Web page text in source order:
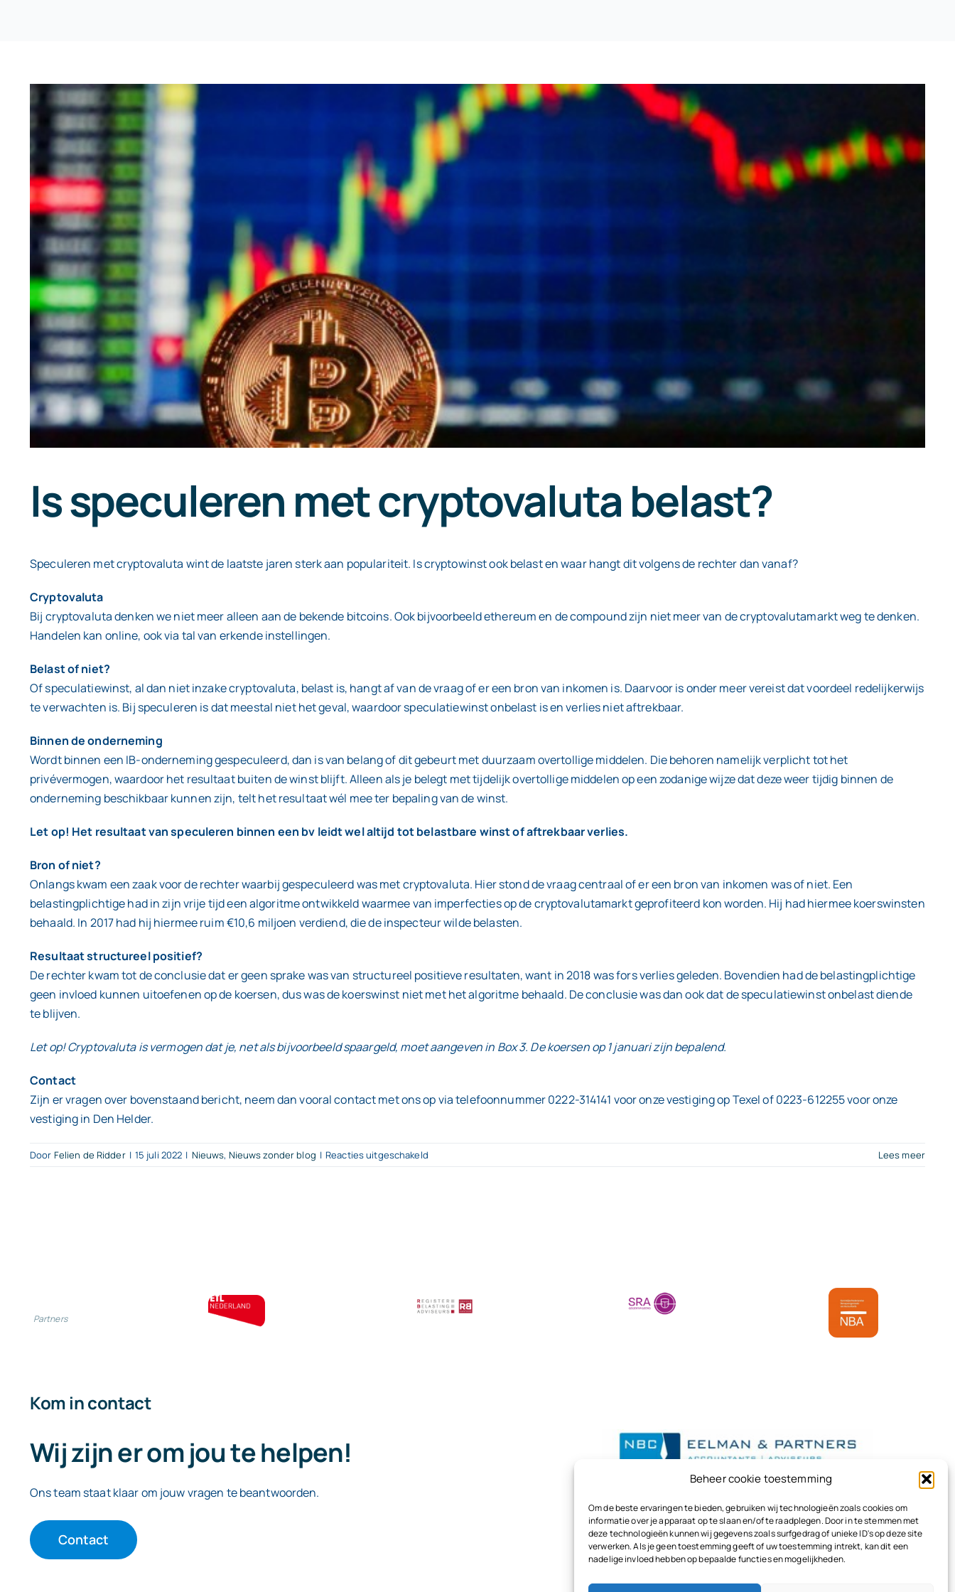
Beheer cookie toestemming
Om de beste ervaringen te bieden, gebruiken wij technologieën zoals cookies om
informatie over je apparaat op te slaan en/of te raadplegen. Door in te stemmen met
deze technologieën kunnen wij gegevens zoals surfgedrag of unieke ID's op deze site
verwerken. Als je geen toestemming geeft of uw toestemming intrekt, kan dit een
nadelige invloed hebben op bepaalde functies en mogelijkheden.
Is speculeren met cryptovaluta belast?
Speculeren met cryptovaluta wint de laatste jaren sterk aan populariteit. Is cryptowinst ook belast en waar hangt dit volgens de rechter dan vanaf?
Cryptovaluta
Bij cryptovaluta denken we niet meer alleen aan de bekende bitcoins. Ook bijvoorbeeld ethereum en de compound zijn niet meer van de cryptovalutamarkt weg te denken.
Handelen kan online, ook via tal van erkende instellingen.
Belast of niet?
Of speculatiewinst, al dan niet inzake cryptovaluta, belast is, hangt af van de vraag of er een bron van inkomen is. Daarvoor is onder meer vereist dat voordeel redelijkerwijs
te verwachten is. Bij speculeren is dat meestal niet het geval, waardoor speculatiewinst onbelast is en verlies niet aftrekbaar.
Binnen de onderneming
Wordt binnen een IB-onderneming gespeculeerd, dan is van belang of dit gebeurt met duurzaam overtollige middelen. Die behoren namelijk verplicht tot het
privévermogen, waardoor het resultaat buiten de winst blijft. Alleen als je belegt met tijdelijk overtollige middelen op een zodanige wijze dat deze weer tijdig binnen de
onderneming beschikbaar kunnen zijn, telt het resultaat wél mee ter bepaling van de winst.
Let op! Het resultaat van speculeren binnen een bv leidt wel altijd tot belastbare winst of aftrekbaar verlies.
Bron of niet?
Onlangs kwam een zaak voor de rechter waarbij gespeculeerd was met cryptovaluta. Hier stond de vraag centraal of er een bron van inkomen was of niet. Een
belastingplichtige had in zijn vrije tijd een algoritme ontwikkeld waarmee van imperfecties op de cryptovalutamarkt geprofiteerd kon worden. Hij had hiermee koerswinsten
behaald. In 2017 had hij hiermee ruim €10,6 miljoen verdiend, die de inspecteur wilde belasten.
Resultaat structureel positief?
De rechter kwam tot de conclusie dat er geen sprake was van structureel positieve resultaten, want in 2018 was fors verlies geleden. Bovendien had de belastingplichtige
geen invloed kunnen uitoefenen op de koersen, dus was de koerswinst niet met het algoritme behaald. De conclusie was dan ook dat de speculatiewinst onbelast diende
te blijven.
Let op! Cryptovaluta is vermogen dat je, net als bijvoorbeeld spaargeld, moet aangeven in Box 3. De koersen op 1 januari zijn bepalend.
Contact
Zijn er vragen over bovenstaand bericht, neem dan vooral contact met ons op via telefoonnummer 0222-314141 voor onze vestiging op Texel of 0223-612255 voor onze
vestiging in Den Helder.
Door Felien de Ridder | 15 juli 2022 | Nieuws, Nieuws zonder blog | Reacties uitgeschakeldvoor
met
Lees meer
Partners
Kom in contact
Wij zijn er om jou te helpen!
Ons team staat klaar om jouw vragen te beantwoorden.
Contact